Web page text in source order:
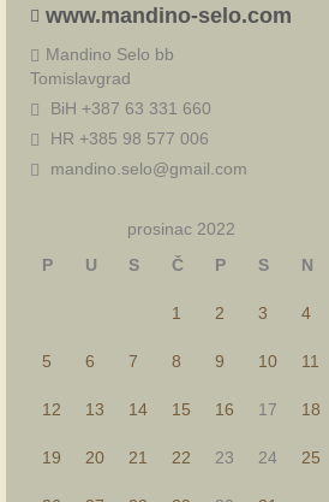
www.mandino-selo.com
Mandino Selo bb
Tomislavgrad
BiH +387 63 331 660
HR +385 98 577 006
mandino.selo@gmail.com
prosinac 2022
P
U S Č P S N
1 2 3 4
5 6 7 8 9 10 11
12 13 14 15 16 17 18
19 20 21 22 23 24 25